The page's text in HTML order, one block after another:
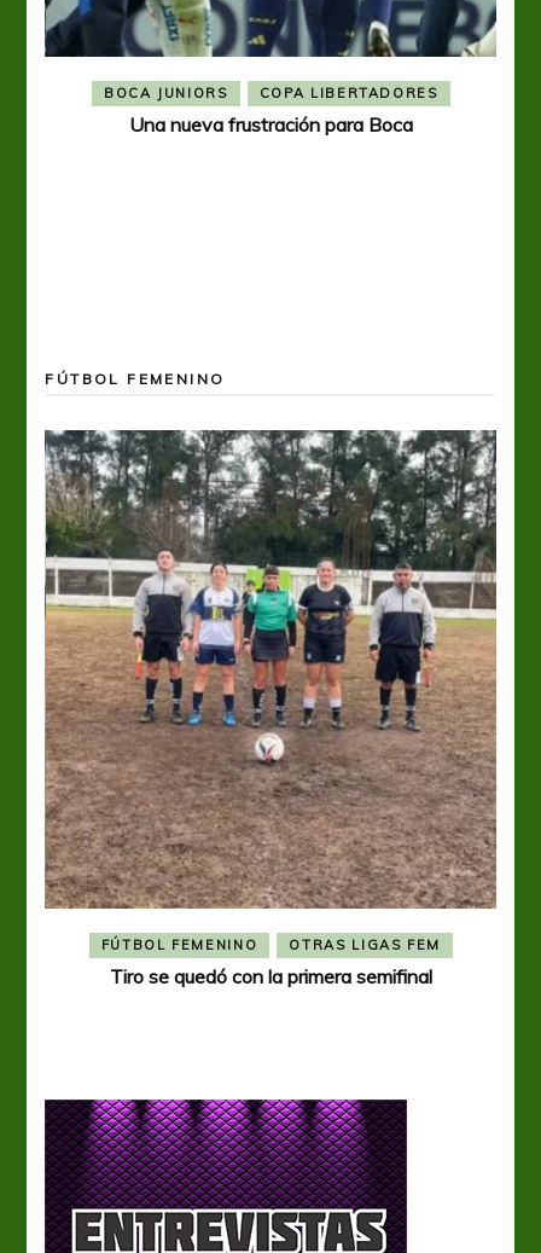
BOCA JUNIORS COPA LIBERTADORES
Una nueva frustración para Boca
FÚTBOL FEMENINO
FÚTBOL FEMENINO OTRAS LIGAS FEM
Tiro se quedó con la primera semifinal